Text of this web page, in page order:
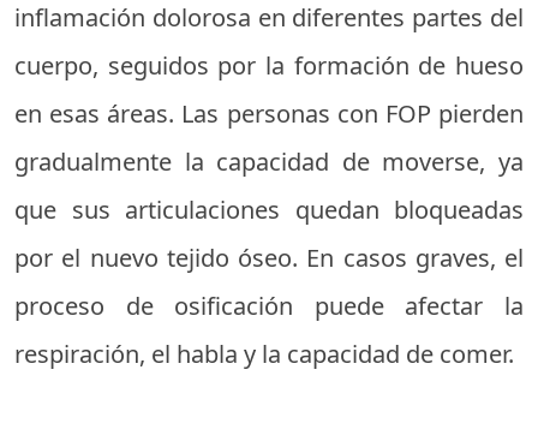
inflamación dolorosa en diferentes partes del
cuerpo, seguidos por la formación de hueso
en esas áreas. Las personas con FOP pierden
gradualmente la capacidad de moverse, ya
que sus articulaciones quedan bloqueadas
por el nuevo tejido óseo. En casos graves, el
proceso de osificación puede afectar la
respiración, el habla y la capacidad de comer.